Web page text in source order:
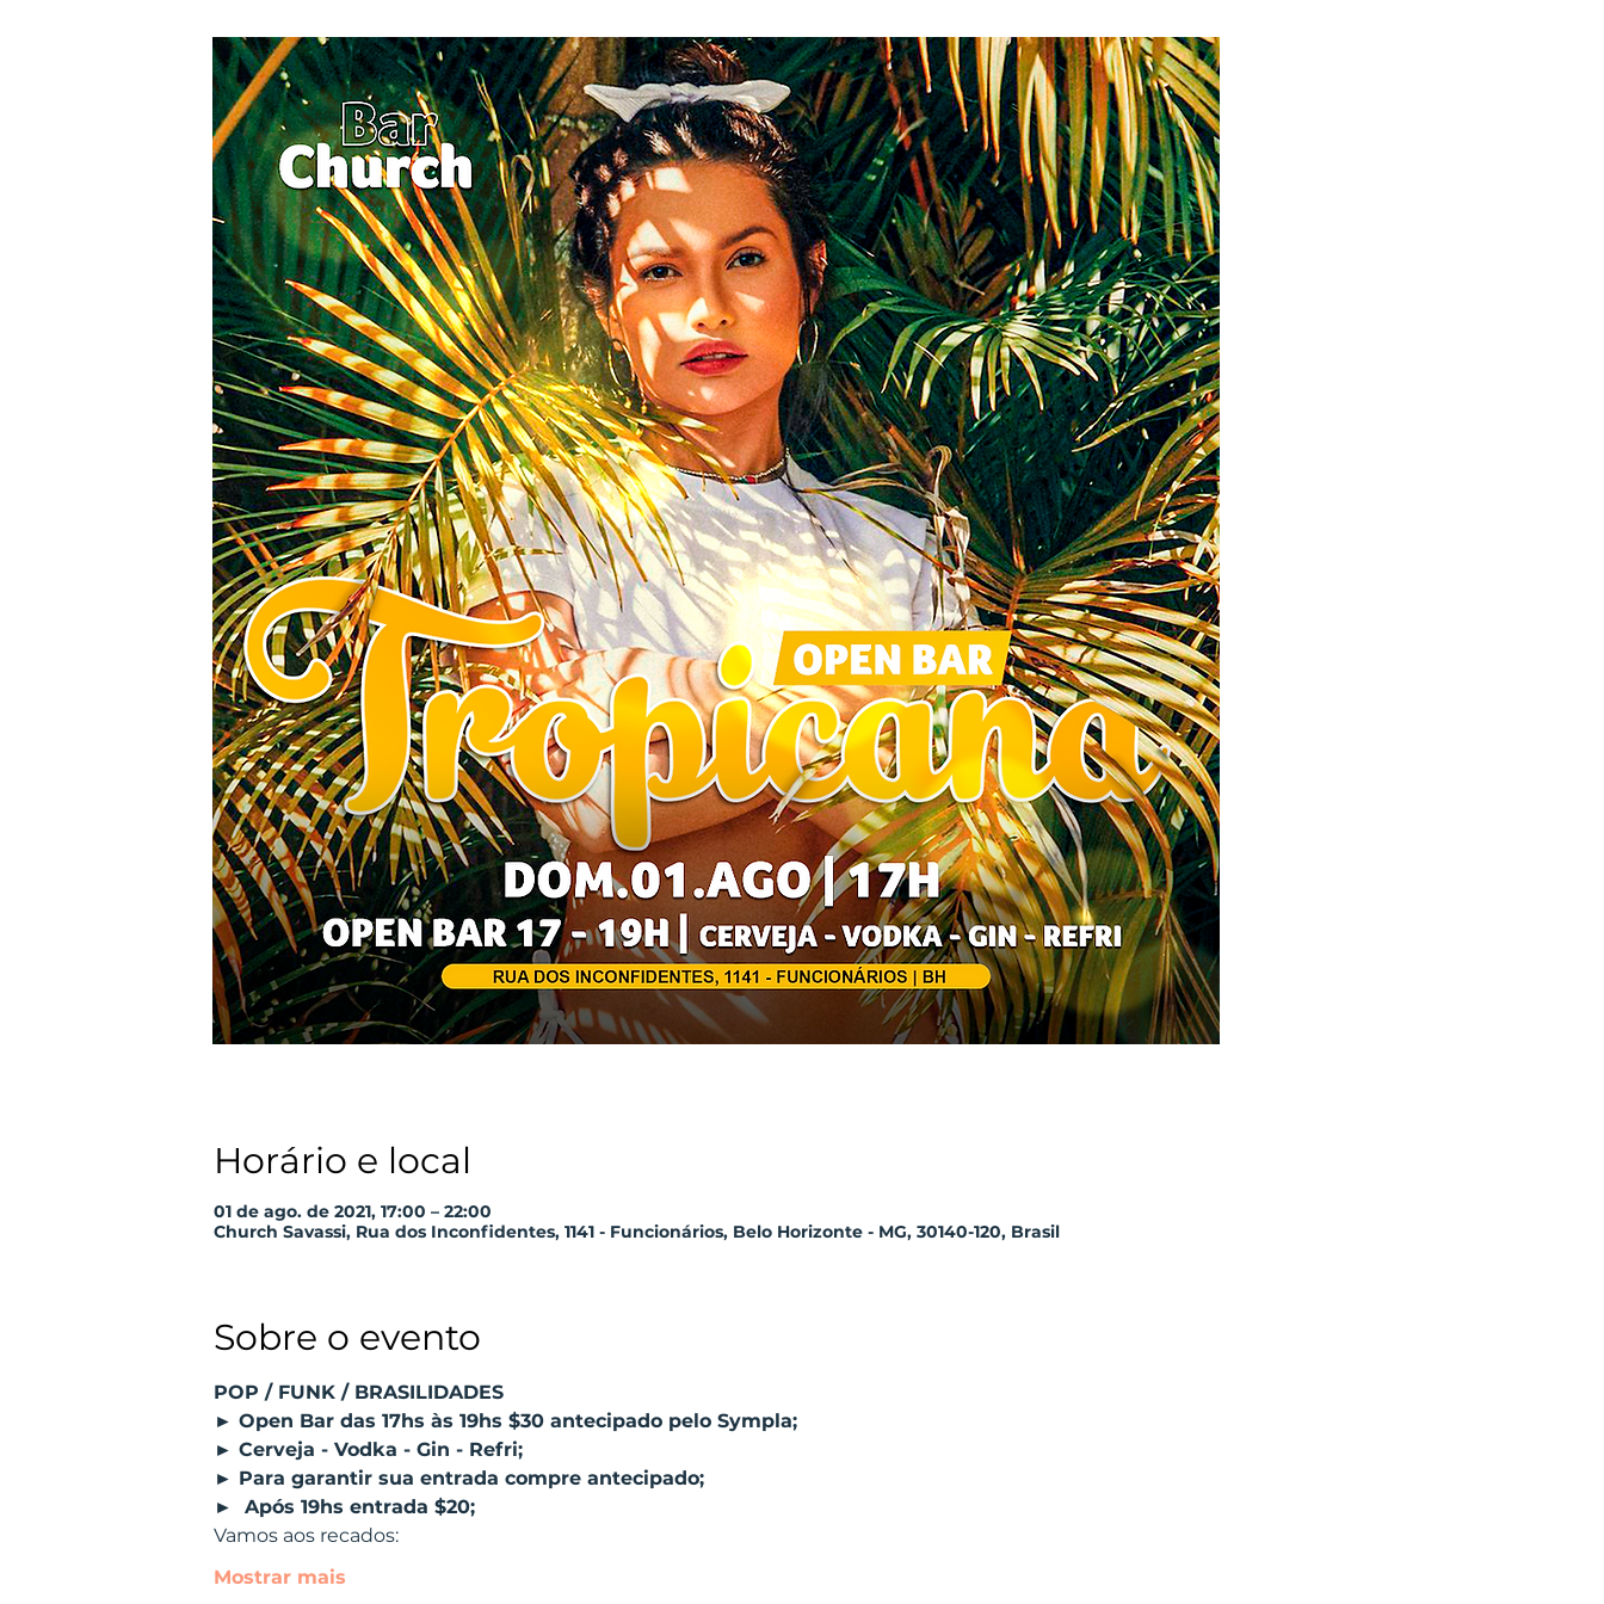
Horário e local
01 de ago. de 2021, 17:00 – 22:00
Church Savassi, Rua dos Inconfidentes, 1141 - Funcionários, Belo Horizonte - MG, 30140-120, Brasil
Sobre o evento
POP / FUNK / BRASILIDADES
► Open Bar das 17hs às 19hs $30 antecipado pelo Sympla;
► Cerveja - Vodka - Gin - Refri;
► Para garantir sua entrada compre antecipado;
►  Após 19hs entrada $20;
Vamos aos recados:
Mostrar mais